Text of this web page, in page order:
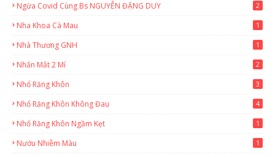
Ngừa Covid Cùng Bs NGUYỄN ĐẶNG DUY 2
Nha Khoa Cà Mau 1
Nhà Thương GNH 1
Nhấn Mắt 2 Mí 2
Nhổ Răng Khôn 3
Nhổ Răng Khôn Không Đau 4
Nhổ Răng Khôn Ngầm Kẹt 1
Nướu Nhiễm Màu 1